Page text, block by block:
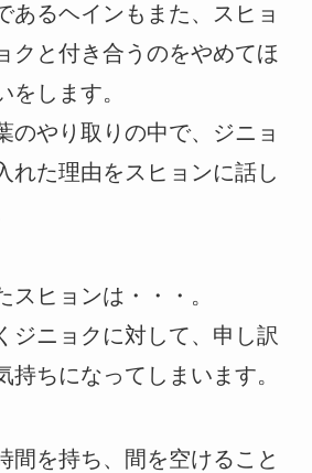
あるヘインもまた、スヒョ
クと付き合うのをやめてほ
をします。
のやり取りの中で、ジニョ
れた理由をスヒョンに話し
スヒョンは・・・。
ジニョクに対して、申し訳
持ちになってしまいます。
間を持ち、間を空けること